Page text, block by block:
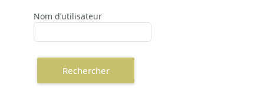
Nom d’utilisateur